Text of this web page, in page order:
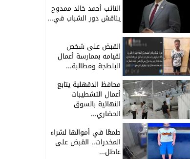
النائب أحمد خالد ممدوح
يناقش دور الشباب في...
القبض على شخص
لقيامه بممارسة أعمال
البلطجة ومطالبة...
محافظ الدقهلية يتابع
أعمال التشطيبات
النهائية بالسوق
الحضاري...
طمعًا في أموالها لشراء
المخدرات.. القبض على
عاطل...